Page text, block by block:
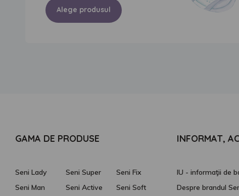
Alege produsul
GAMA DE PRODUSE
Seni Lady
Seni Man
Seni Super
Seni Active
Seni Fix
Seni Soft
INFORMAT,
IU - informaţii de
Despre brandul